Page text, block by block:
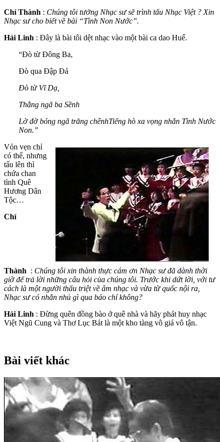
Chí Thành : Chúng tôi tưởng Nhạc sư sẽ trình tấu Nhạc Việt ? Xin
Nhạc sư cho biết về bài “Tình Non Nước”.
Hải Linh : Đây là bài tôi dệt nhạc vào một bài ca dao Huế.
“Đò từ Đông Ba,
Đò qua Đập Đá
Đò từ Vĩ Dạ,
Thẳng ngã ba Sềnh
Lờ đờ bóng ngã trăng chênhTiếng hò xa vọng nhắn Tình Nước
Non.”
Vỏn vẹn chỉ
có thế, nhưng
tấu lên thì
chứa chan
tình Quê
Hương Dân
Tộc…
Chí
Thành : Chúng tôi xin thành thực cám ơn Nhạc sư đã dành thời
giờ để trả lời những câu hỏi của chúng tôi. Trước khi dứt lời, với tư
cách là một người thấu triệt về âm nhạc và vừa từ quốc nội ra,
Nhạc sư có nhắn nhủ gì qua báo chí không?
Hải Linh : Đừng quên đồng bào ở quê nhà và hãy phát huy nhạc
Việt Ngũ Cung và Thơ Lục Bát là một kho tàng vô giá vô tận.
Bài viết khác